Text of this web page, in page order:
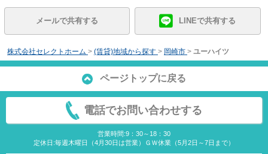
メールで共有する LINEで共有する
株式会社セレクトホーム > (賃貸)地域から探す > 岡崎市 > ユーハイツ
ページトップに戻る
電話でお問い合わせする
営業時間:9：30～18：30
定休日:毎週木曜日（4月30日は営業）ＧＷ休業（5月2日～7日まで）